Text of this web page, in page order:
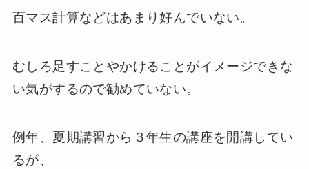
百マス計算などはあまり好んでいない。
むしろ足すことやかけることがイメージできな
い気がするので勧めていない。
例年、夏期講習から３年生の講座を開講してい
るが、